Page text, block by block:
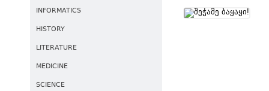
INFORMATICS
HISTORY
LITERATURE
MEDICINE
SCIENCE